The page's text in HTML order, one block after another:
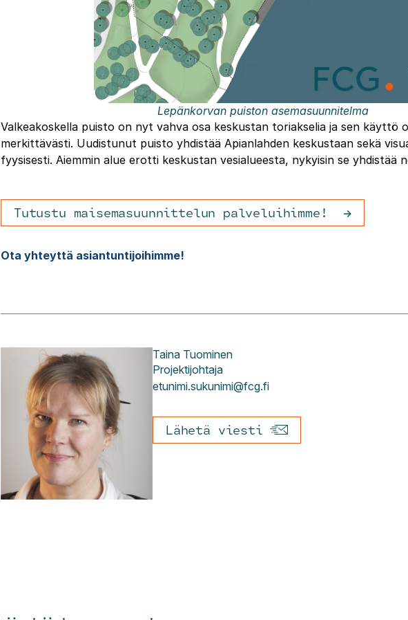
Lepänkorvan puiston asemasuunnitelma
Valkeakoskella puisto on nyt vahva osa keskustan toriakselia ja sen käyttö
merkittävästi. Uudistunut puisto yhdistää Apianlahden keskustaan sekä
fyysisesti. Aiemmin alue erotti keskustan vesialueesta, nykyisin se yhdistää
Tutustu maisemasuunnittelun palveluihimme!
Ota yhteyttä asiantuntijoihimme!
Taina Tuominen
Projektijohtaja
etunimi.sukunimi@fcg.fi
Lähetä viesti